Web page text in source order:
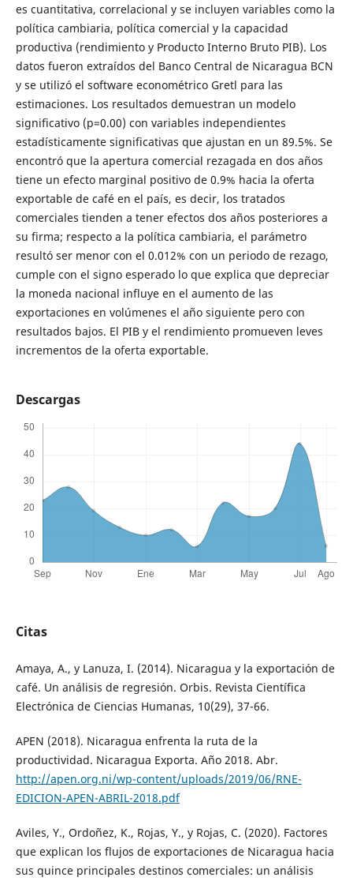
es cuantitativa, correlacional y se incluyen variables como la
política cambiaria, política comercial y la capacidad
productiva (rendimiento y Producto Interno Bruto PIB). Los
datos fueron extraídos del Banco Central de Nicaragua BCN
y se utilizó el software econométrico Gretl para las
estimaciones. Los resultados demuestran un modelo
significativo (p=0.00) con variables independientes
estadísticamente significativas que ajustan en un 89.5%. Se
encontró que la apertura comercial rezagada en dos años
tiene un efecto marginal positivo de 0.9% hacia la oferta
exportable de café en el país, es decir, los tratados
comerciales tienden a tener efectos dos años posteriores a
su firma; respecto a la política cambiaria, el parámetro
resultó ser menor con el 0.012% con un periodo de rezago,
cumple con el signo esperado lo que explica que depreciar
la moneda nacional influye en el aumento de las
exportaciones en volúmenes el año siguiente pero con
resultados bajos. El PIB y el rendimiento promueven leves
incrementos de la oferta exportable.
Descargas
Citas
Amaya, A., y Lanuza, I. (2014). Nicaragua y la exportación de
café. Un análisis de regresión. Orbis. Revista Científica
Electrónica de Ciencias Humanas, 10(29), 37-66.
APEN (2018). Nicaragua enfrenta la ruta de la
productividad. Nicaragua Exporta. Año 2018. Abr.
http://apen.org.ni/wp-content/uploads/2019/06/RNE-
EDICION-APEN-ABRIL-2018.pdf
Aviles, Y., Ordoñez, K., Rojas, Y., y Rojas, C. (2020). Factores
que explican los flujos de exportaciones de Nicaragua hacia
sus quince principales destinos comerciales: un análisis